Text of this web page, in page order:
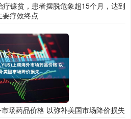
镰贫，患者摆脱危象超15个月，达到
要疗效终点
场药品价格 以弥补美国市场降价损失